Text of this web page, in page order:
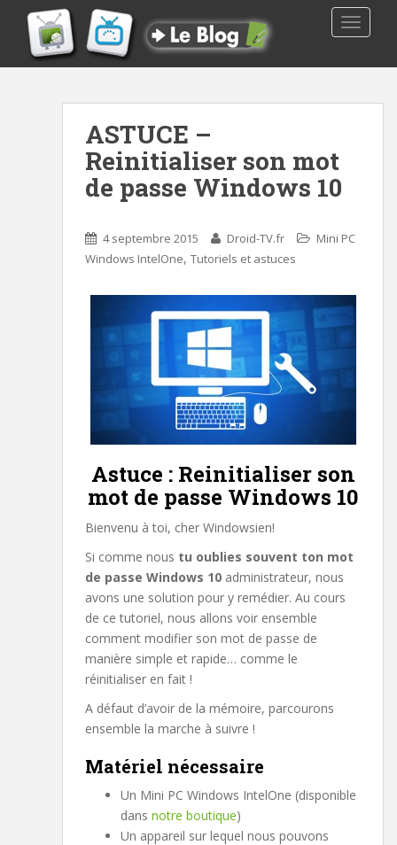
ASTUCE –
Reinitialiser son mot
de passe Windows 10
4 septembre 2015 Droid-TV.fr
Mini PC
Windows IntelOne, Tutoriels et astuces
Astuce : Reinitialiser son
mot de passe Windows 10
Bienvenu à toi, cher Windowsien!
Si comme nous tu oublies souvent ton mot
de passe Windows 10 administrateur, nous
avons une solution pour y remédier. Au cours
de ce tutoriel, nous allons voir ensemble
comment modifier son mot de passe de
manière simple et rapide… comme le
réinitialiser en fait !
A défaut d’avoir de la mémoire, parcourons
ensemble la marche à suivre !
Matériel nécessaire
Un Mini PC Windows IntelOne (disponible
dans notre boutique)
Un appareil sur lequel nous pouvons